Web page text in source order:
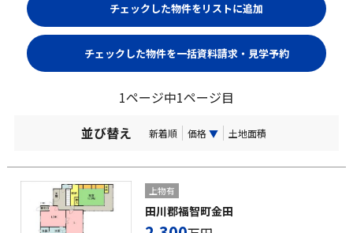
1ページ中1ページ目
並び替え
新着順 価格 ▼ 土地面積
上物有
田川郡福智町金田